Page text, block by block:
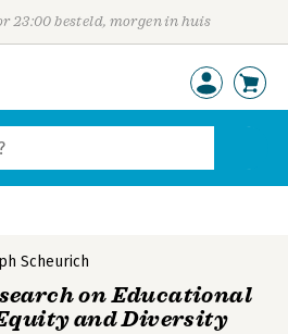
23:00 besteld, morgen in huis
Scheurich
on Educational
and Diversity